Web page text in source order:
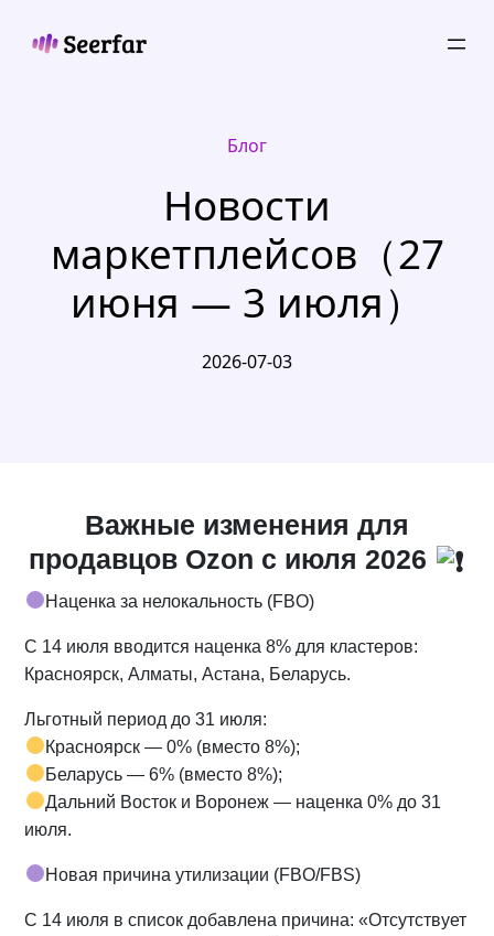
Блог
Новости
маркетплейсов（27
июня — 3 июля）
2026-07-03
Важные изменения для
продавцов Ozon с июля 2026
Наценка за нелокальность (FBO)
С 14 июля вводится наценка 8% для кластеров:
Красноярск, Алматы, Астана, Беларусь.
Льготный период до 31 июля:
Красноярск — 0% (вместо 8%);
Беларусь — 6% (вместо 8%);
Дальний Восток и Воронеж — наценка 0% до 31
июля.
Новая причина утилизации (FBO/FBS)
С 14 июля в список добавлена причина: «Отсутствует